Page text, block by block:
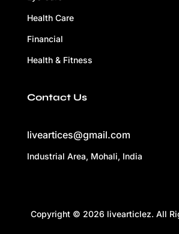
Health Care
Financial
Health & Fitness
Contact Us
liveartices@gmail.com
Industrial Area, Mohali, India
Copyright © 2026 livearticlez. All